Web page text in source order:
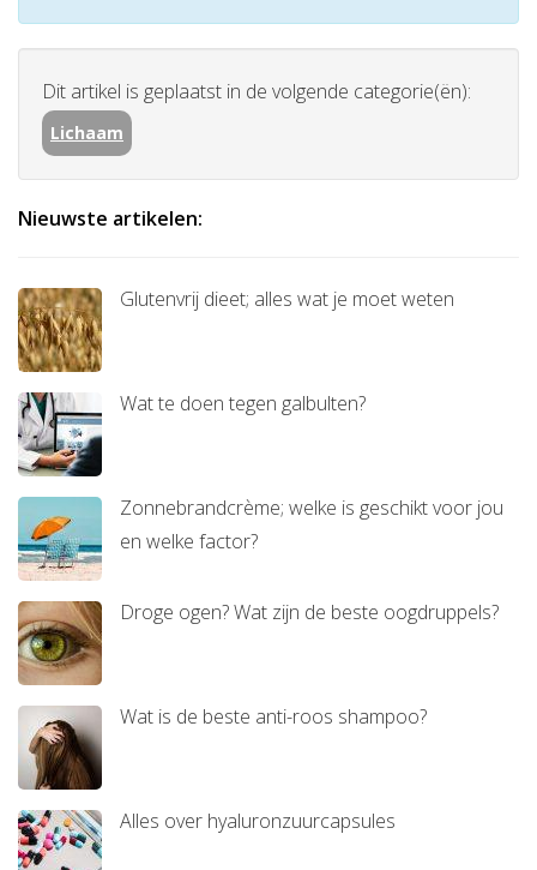
Dit artikel is geplaatst in de volgende categorie(ën):
Lichaam
Nieuwste artikelen:
Glutenvrij dieet; alles wat je moet weten
Wat te doen tegen galbulten?
Zonnebrandcrème; welke is geschikt voor jou
en welke factor?
Droge ogen? Wat zijn de beste oogdruppels?
Wat is de beste anti-roos shampoo?
Alles over hyaluronzuurcapsules